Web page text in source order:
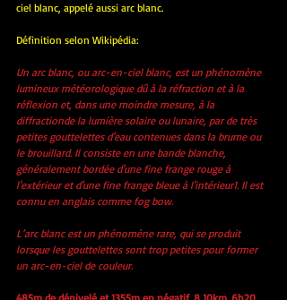
ciel blanc, appelé aussi arc blanc.
Définition selon Wikipédia:
Un arc blanc, ou arc-en-ciel blanc, est un phénomène
lumineux météorologique dû à la réfraction et à la
réflexion et, dans une moindre mesure, à la
diffractionde la lumière solaire ou lunaire, par de très
petites gouttelettes d'eau contenues dans la brume ou
le brouillard. Il consiste en une bande blanche,
généralement bordée d'une fine frange rouge à
l'extérieur et d'une fine frange bleue à l'intérieur1. Il est
connu en anglais comme fog bow.
L’arc blanc est un phénomène rare, qui se produit
lorsque les gouttelettes sont trop petites pour former
un arc-en-ciel de couleur.